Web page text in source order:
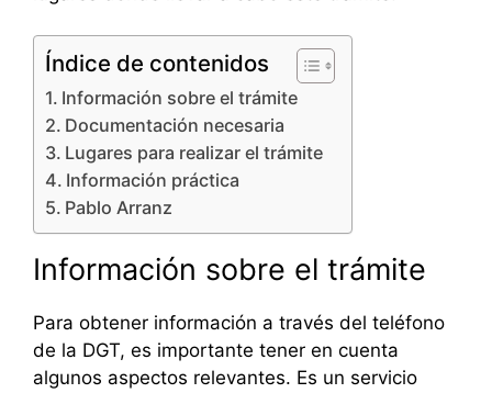
Índice de contenidos
Información sobre el trámite
Documentación necesaria
Lugares para realizar el trámite
Información práctica
Pablo Arranz
Información sobre el trámite
Para obtener información a través del teléfono
de la DGT, es importante tener en cuenta
algunos aspectos relevantes. Es un servicio